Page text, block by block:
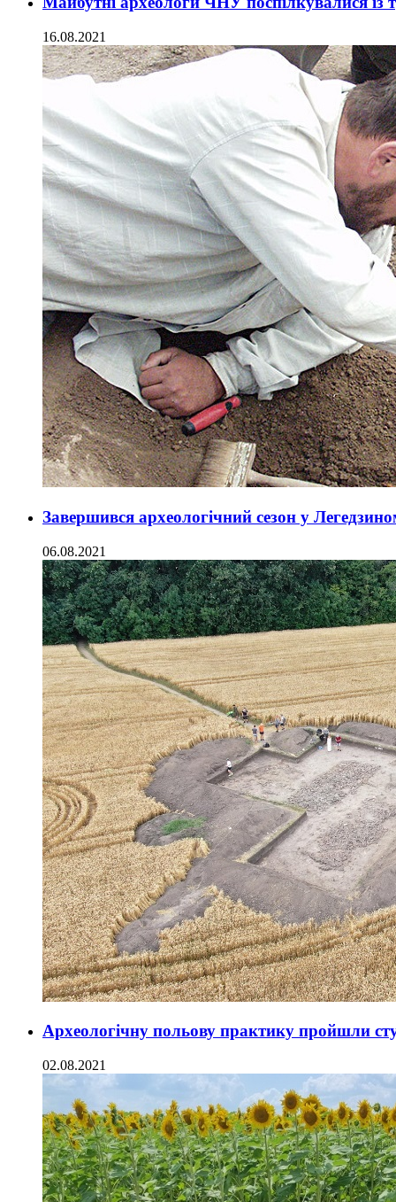
16.08.2021
Завершився археологічний сезон у
06.08.2021
Археологічну польову практику пройшли
02.08.2021